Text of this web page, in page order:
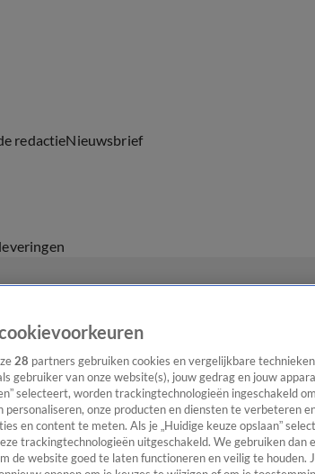
redactieNieuwsbrief
28 partners gebruiken cookies en vergelijkbare
gebruiker van onze website(s), jouw gedrag en jouw
selecteert, worden trackingtechnologieën ingeschakeld
personaliseren, onze producten en diensten te verbeteren
en content te meten. Als je „Huidige keuze opslaan”
trackingtechnologieën uitgeschakeld. We gebruiken dan
de website goed te laten functioneren en veilig te houden.